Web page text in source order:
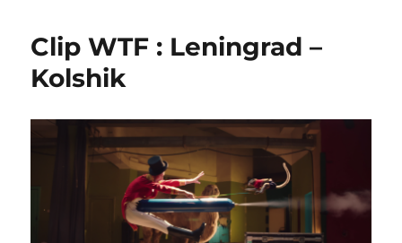
plus
du
Clip WTF : Leningrad –
Kolshik